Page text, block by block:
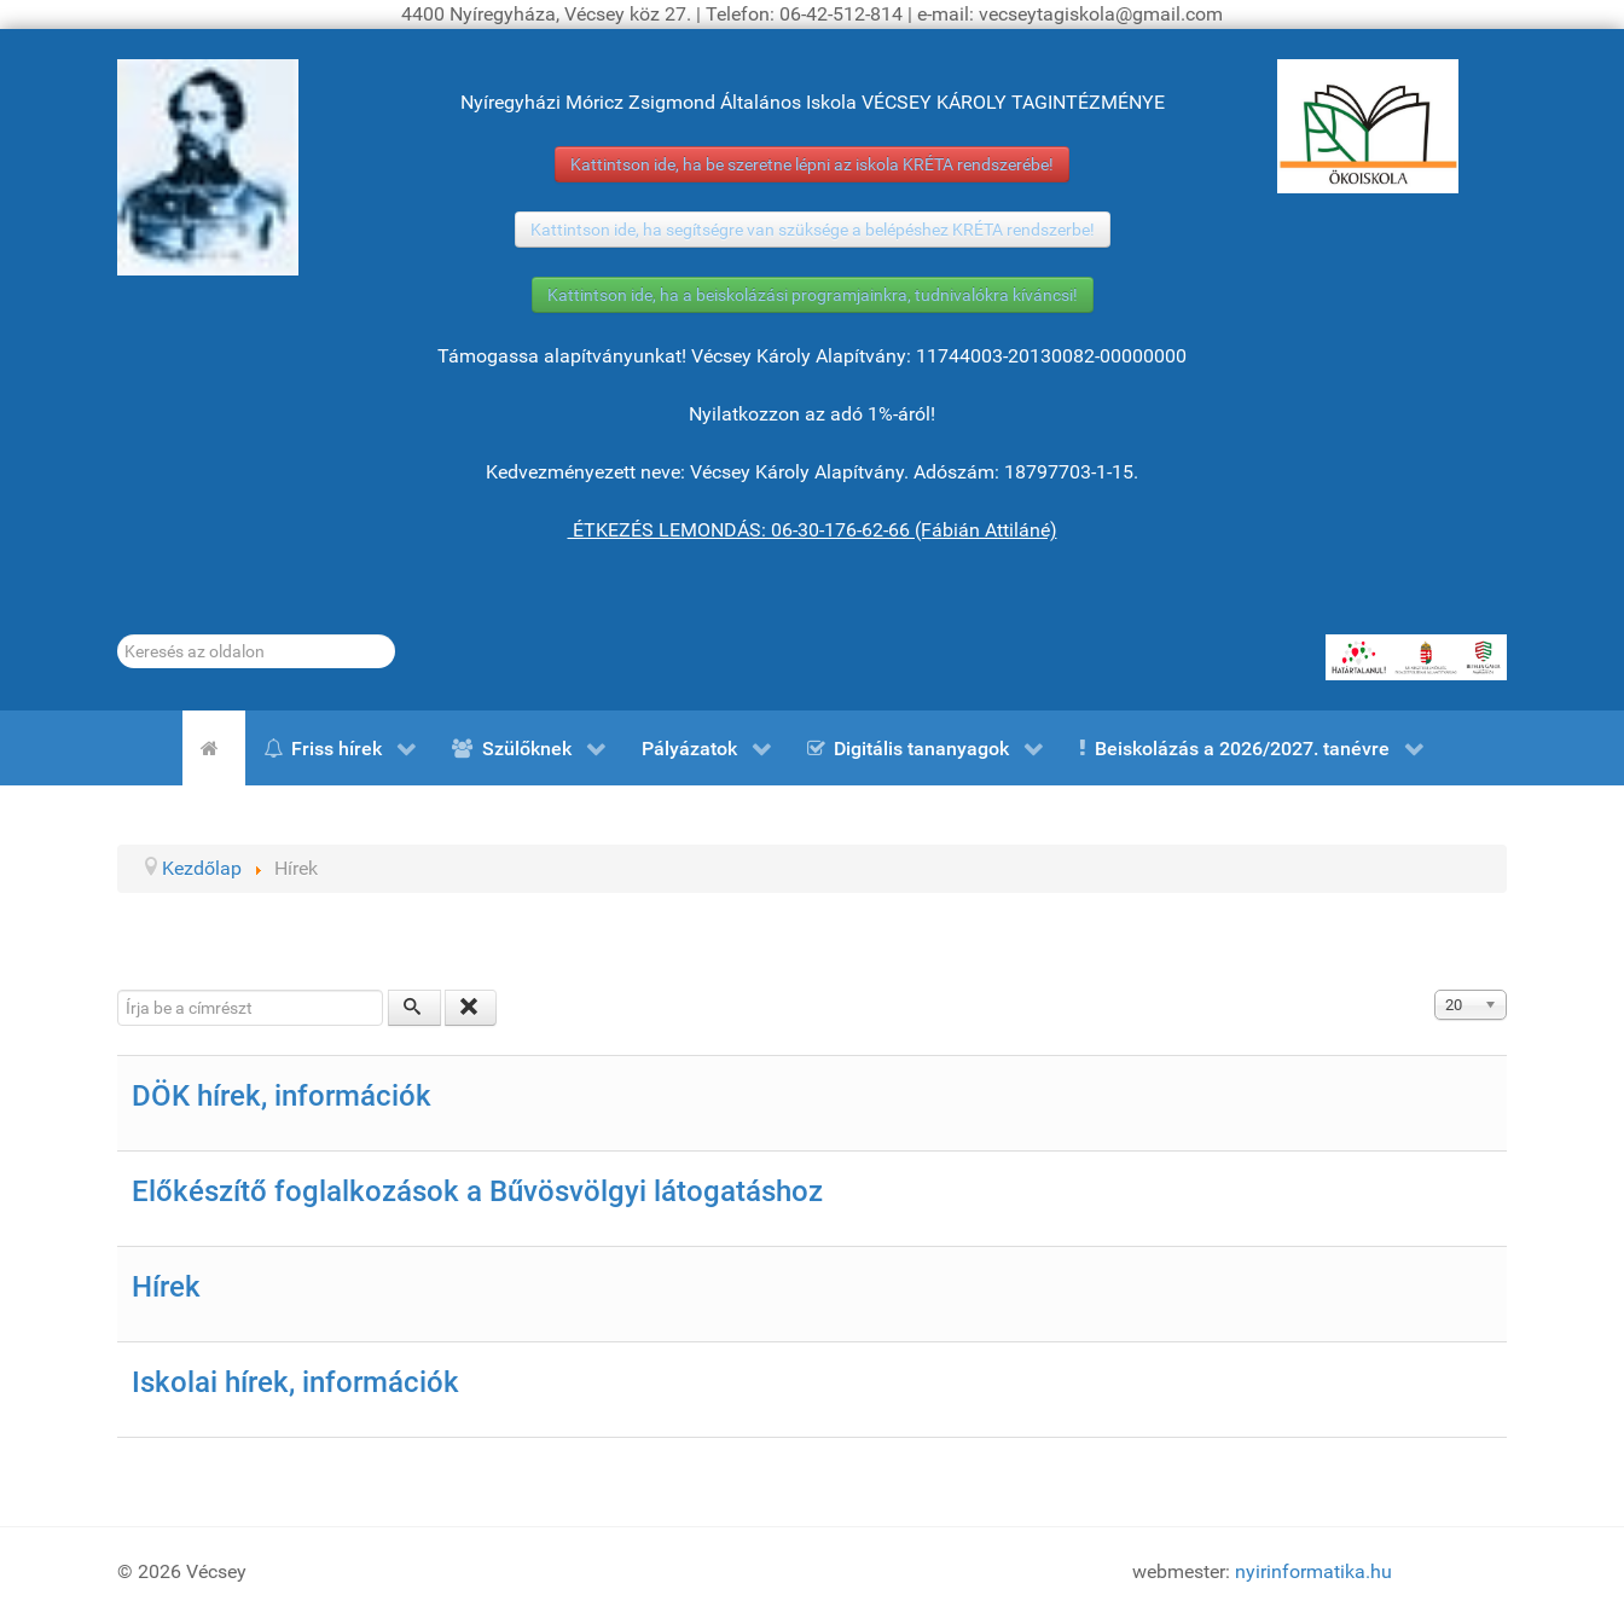
4400 Nyíregyháza, Vécsey köz 27. | Telefon: 06-42-512-814 | e-mail: vecseytagiskola@gmail.com
Nyíregyházi Móricz Zsigmond Általános Iskola VÉCSEY KÁROLY TAGINTÉZMÉNYE
Kattintson ide, ha be szeretne lépni az iskola KRÉTA rendszerébe!
Kattintson ide, ha segítségre van szüksége a belépéshez KRÉTA rendszerbe!
Kattintson ide, ha a beiskolázási programjainkra, tudnivalókra kíváncsi!
Támogassa alapítványunkat! Vécsey Károly Alapítvány: 11744003-20130082-00000000
Nyilatkozzon az adó 1%-áról!
Kedvezményezett neve: Vécsey Károly Alapítvány. Adószám: 18797703-1-15.
ÉTKEZÉS LEMONDÁS: 06-30-176-62-66 (Fábián Attiláné)
Keresés...
Friss hírek Szülőknek Pályázatok Digitális tananyagok Beiskolázás a 2026/2027. tanévre
Kezdőlap Hírek
Írja be a címrészt Tételek #
20
DÖK hírek, információk
Előkészítő foglalkozások a Bűvösvölgyi látogatáshoz
Hírek
Iskolai hírek, információk
© 2026 Vécsey webmester: nyirinformatika.hu